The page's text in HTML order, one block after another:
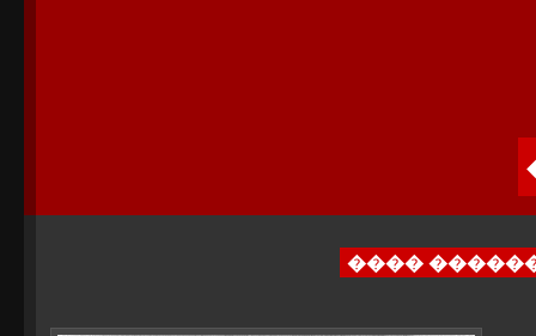
����